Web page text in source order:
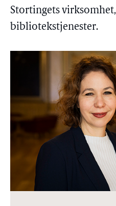
Stortingets
bibliotekstjenester.